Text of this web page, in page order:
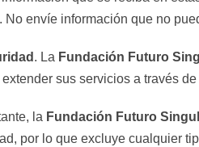
No envíe información que no
. La Fundación Futuro
sus servicios a través
la Fundación Futuro
por lo que excluye cualquier